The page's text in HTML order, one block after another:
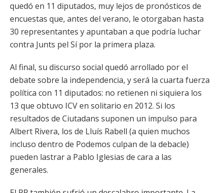
quedó en 11 diputados, muy lejos de pronósticos de
encuestas que, antes del verano, le otorgaban hasta
30 representantes y apuntaban a que podría luchar
contra Junts pel Sí por la primera plaza.
Al final, su discurso social quedó arrollado por el
debate sobre la independencia, y será la cuarta fuerza
política con 11 diputados: no retienen ni siquiera los
13 que obtuvo ICV en solitario en 2012. Si los
resultados de Ciutadans suponen un impulso para
Albert Rivera, los de Lluís Rabell (a quien muchos
incluso dentro de Podemos culpan de la debacle)
pueden lastrar a Pablo Iglesias de cara a las
generales.